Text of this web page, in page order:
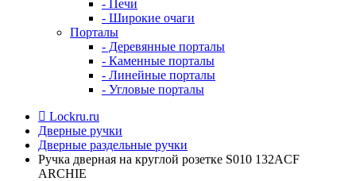
- Печи
- Широкие очаги
Порталы
- Деревянные порталы
- Каменные порталы
- Линейные порталы
- Угловые порталы
Lockru.ru
Дверные ручки
Дверные раздельные ручки
Ручка дверная на круглой розетке S010 132ACF
ARCHIE